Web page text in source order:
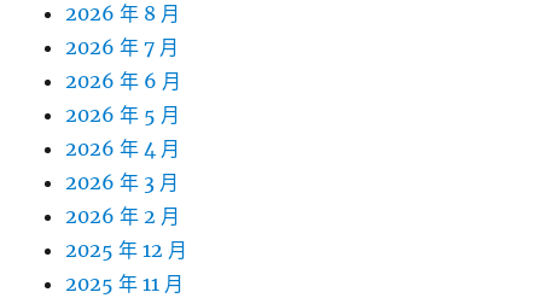
2026 年 8 月
2026 年 7 月
2026 年 6 月
2026 年 5 月
2026 年 4 月
2026 年 3 月
2026 年 2 月
2025 年 12 月
2025 年 11 月